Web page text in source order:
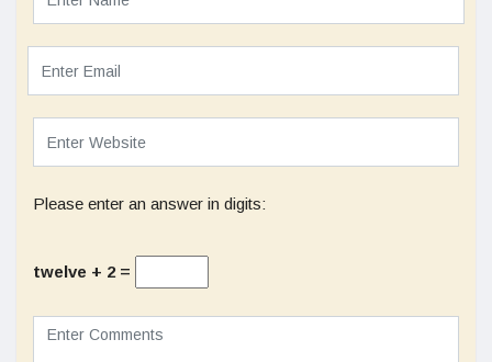
Please enter an answer in digits:
twelve + 2 =